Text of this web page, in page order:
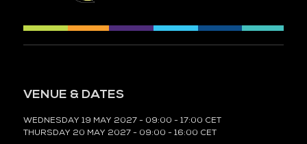
VENUE & DATES
WEDNESDAY 19 MAY 2027 - 09:00 - 17:00 CET
THURSDAY 20 MAY 2027 - 09:00 - 16:00 CET